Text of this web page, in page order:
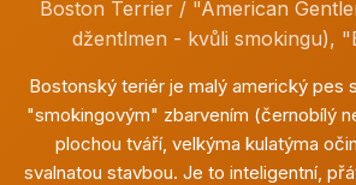
Boston Terrier / "American
džentlmen - kvůli smokingu),
Bostonský teriér je malý americký pes
"smokingovým" zbarvením (černobílý
plochou tváří, velkýma kulatýma
svalnatou stavbou. Je to inteligentní,